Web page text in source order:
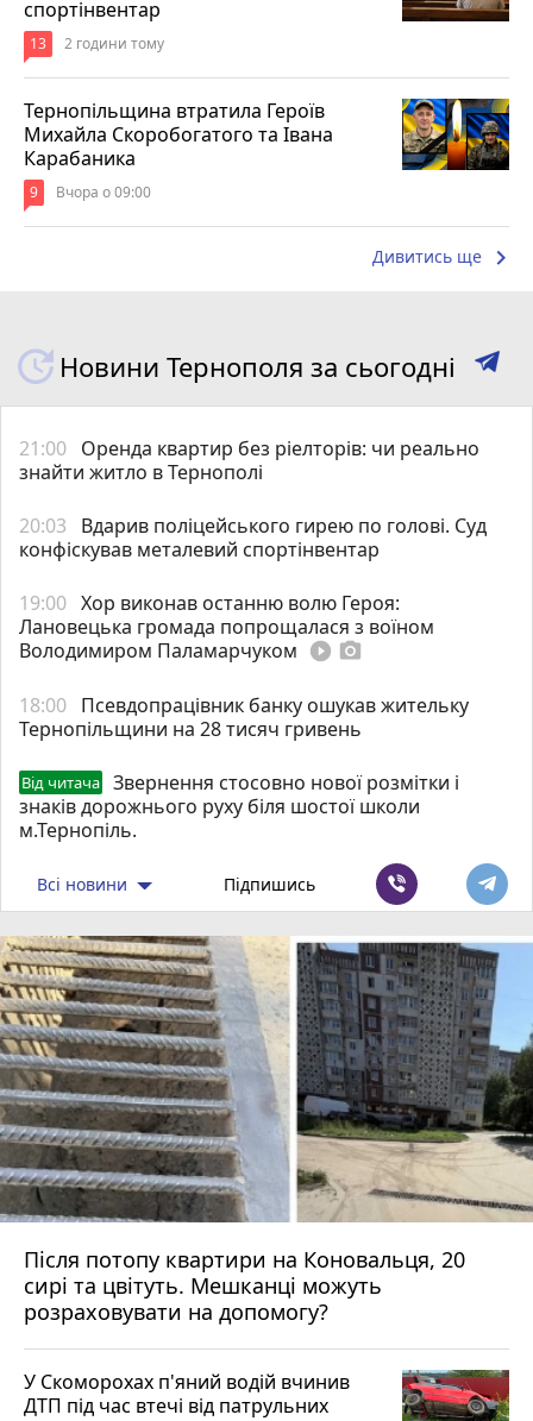
спортінвентар
13 2 години тому
Тернопільщина втратила Героїв
Михайла Скоробогатого та Івана
Карабаника
9 Вчора о 09:00
Дивитись ще keyboard_arrow_right
Новини Тернополя за сьогодні
21:00 Оренда квартир без ріелторів: чи реально
знайти житло в Тернополі
20:03
Вдарив поліцейського гирею по голові. Суд
конфіскував металевий спортінвентар
19:00 Хор виконав останню волю Героя:
Лановецька громада попрощалася з воїном
Володимиром Паламарчуком play_circle_filled photo_camera
18:00 Псевдопрацівник банку ошукав жительку
Тернопільщини на 28 тисяч гривень
Від читача
Звернення стосовно нової розмітки і
знаків дорожнього руху біля шостої школи
м.Тернопіль.
Всі новини Підпишись
Після потопу квартири на Коновальця, 20
сирі та цвітуть. Мешканці можуть
розраховувати на допомогу?
У Скоморохах п'яний водій вчинив
ДТП під час втечі від патрульних